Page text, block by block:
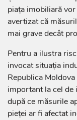
piața imobiliară
avertizat că
mai grave decât
Pentru a ilustra
invocat situația
Republica
important la cel de
după ce măsurile
pieței ar fi afectat